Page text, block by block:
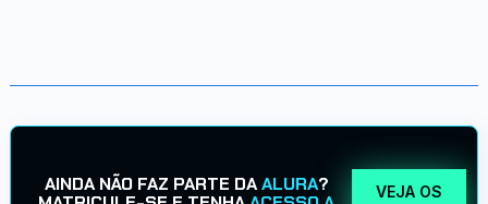
AINDA NÃO FAZ PARTE DAALURA?
VEJA OS